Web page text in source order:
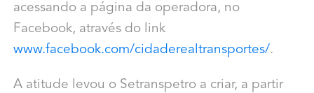
acessando a página da operadora, no
Facebook, através do link
www.facebook.com/cidaderealtransportes/.
A atitude levou o Setranspetro a criar, a partir